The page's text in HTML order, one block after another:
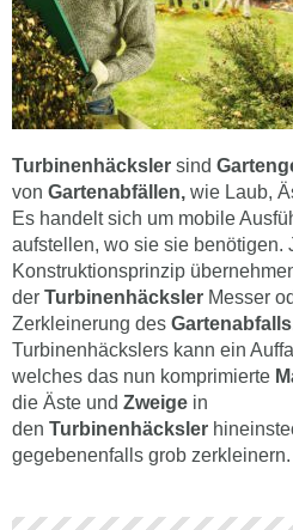
Turbinenhäcksler sind
von Gartenabfällen, wie Laub,
Es handelt sich um mobile
aufstellen, wo sie sie benötigen.
Konstruktionsprinzip
der Turbinenhäcksler Messer
Zerkleinerung des
Turbinenhäckslers kann ein
welches das nun komprimierte
die Äste und Zweige in
den Turbinenhäcksler
gegebenenfalls grob zerkleinern.